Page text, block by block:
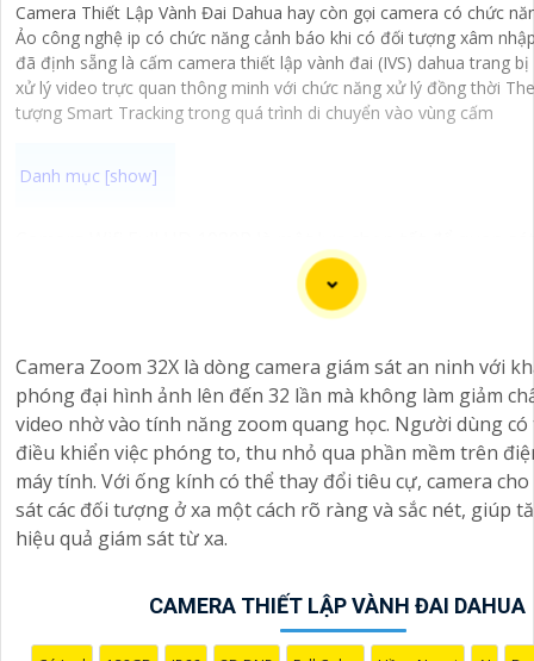
Camera Thiết Lập Vành Đai Dahua hay còn gọi camera có chức
Ảo công nghệ ip có chức năng cảnh báo khi có đối tượng xâm
đã định sẵng là cấm camera thiết lập vành đai (IVS) dahua trang bị
xử lý video trực quan thông minh với chức năng xử lý đồng thời
tượng Smart Tracking trong quá trình di chuyển vào vùng cấm
nhiều không gian khác nhau trong gia đình, cửa hàng,
hoặc nhà xưởng.Với chất lượng hình ảnh sắc nét với độ
1080P và khả năng kết nối không dây qua Wifi, dễ dàng
dụng giám sát từ xa thông qua ứng dụng trên điện thoại
tính.
Camera Zoom 32X là dòng camera giám sát an ninh với
phóng đại hình ảnh lên đến 32 lần mà không làm giảm
video nhờ vào tính năng zoom quang học. Người dùng có
điều khiển việc phóng to, thu nhỏ qua phần mềm trên
máy tính. Với ống kính có thể thay đổi tiêu cự, camera
sát các đối tượng ở xa một cách rõ ràng và sắc nét, giúp
hiệu quả giám sát từ xa.
CAMERA THIẾT LẬP VÀNH ĐAI DAHUA